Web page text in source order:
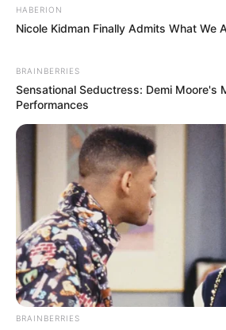
Quels sont
moments forts
l’épisode de
la vie en
du 5 juin 2026
HABERION
Nicole Kidman Finally Admits What We
BRAINBERRIES
Sensational Seductress: Demi Moore's
Performances
BRAINBERRIES